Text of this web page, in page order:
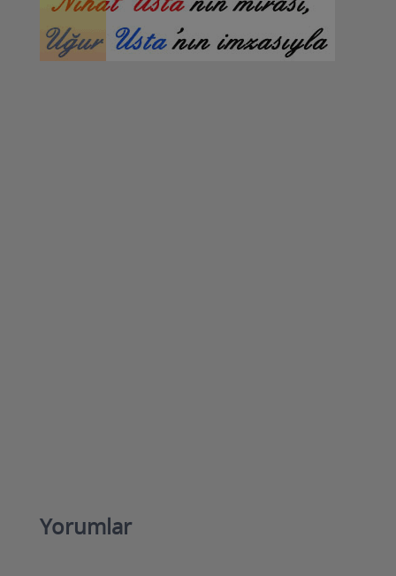
Yorumlar